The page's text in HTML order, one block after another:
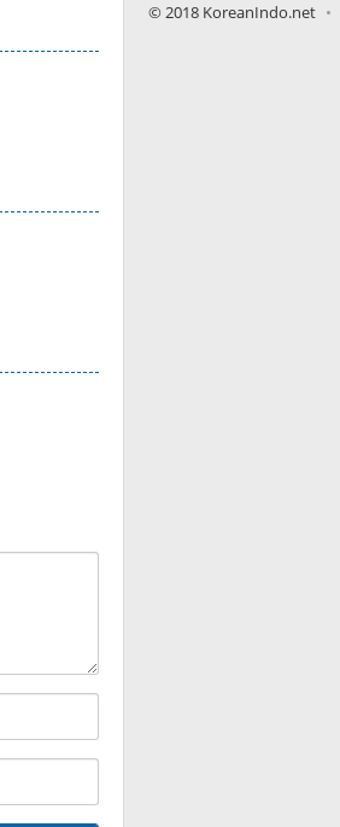
© 2018 KoreanIndo.net